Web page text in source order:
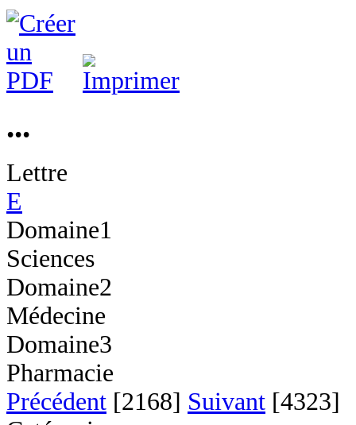
...
Lettre
E
Domaine1
Sciences
Domaine2
Médecine
Domaine3
Pharmacie
Précédent [2168] Suivant [4323]